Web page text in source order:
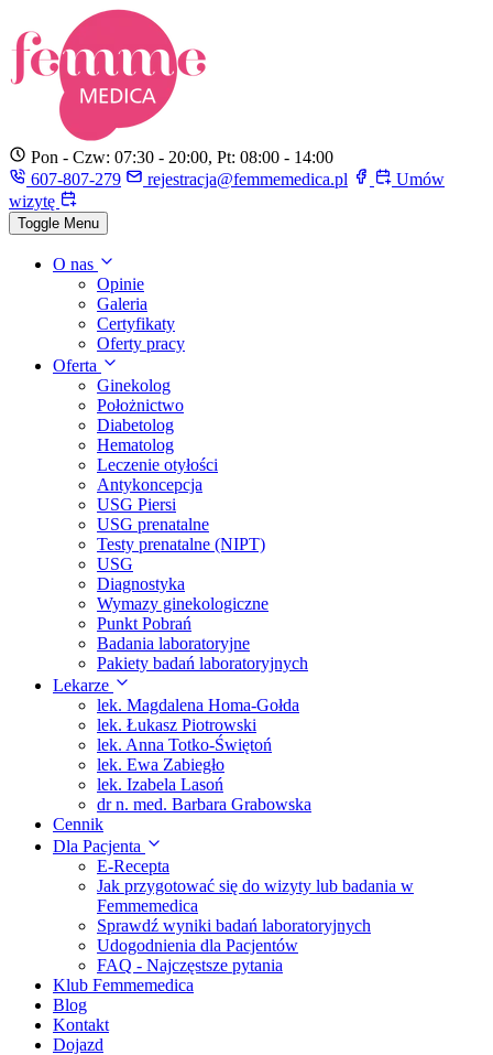
Pon - Czw: 07:30 - 20:00, Pt: 08:00 - 14:00
607-807-279
rejestracja@femmemedica.pl
Umów
wizytę
Toggle Menu
O nas
Opinie
Galeria
Certyfikaty
Oferty pracy
Oferta
Ginekolog
Położnictwo
Diabetolog
Hematolog
Leczenie otyłości
Antykoncepcja
USG Piersi
USG prenatalne
Testy prenatalne (NIPT)
USG
Diagnostyka
Wymazy ginekologiczne
Punkt Pobrań
Badania laboratoryjne
Pakiety badań laboratoryjnych
Lekarze
lek. Magdalena Homa-Gołda
lek. Łukasz Piotrowski
lek. Anna Totko-Świętoń
lek. Ewa Zabiegło
lek. Izabela Lasoń
dr n. med. Barbara Grabowska
Cennik
Dla Pacjenta
E-Recepta
Jak przygotować się do wizyty lub badania w
Femmemedica
Sprawdź wyniki badań laboratoryjnych
Udogodnienia dla Pacjentów
FAQ - Najczęstsze pytania
Klub Femmemedica
Blog
Kontakt
Dojazd